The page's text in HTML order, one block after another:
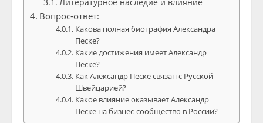
Вопрос-ответ:
Какова полная биография Александра
Песке?
Какие достижения имеет Александр
Песке?
Как Александр Песке связан с Русской
Швейцарией?
Какое влияние оказывает Александр
Песке на бизнес-сообщество в России?